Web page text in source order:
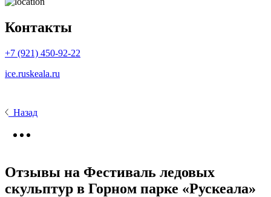
Контакты
+7 (921) 450-92-22
ice.ruskeala.ru
Назад
Отзывы на Фестиваль ледовых
скульптур в Горном парке «Рускеала»